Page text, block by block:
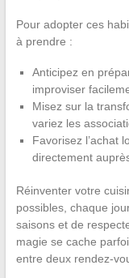
Pour adopter ces
à prendre :
Anticipez en
improviser
Misez sur la
variez les
Favorisez l’achat
directement
Réinventer votre
possibles, chaque
saisons et de
magie se cache
entre deux rendez-